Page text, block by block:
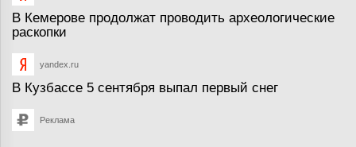
В Кемерове продолжат проводить археологические
раскопки
yandex.ru
В Кузбассе 5 сентября выпал первый снег
Реклама